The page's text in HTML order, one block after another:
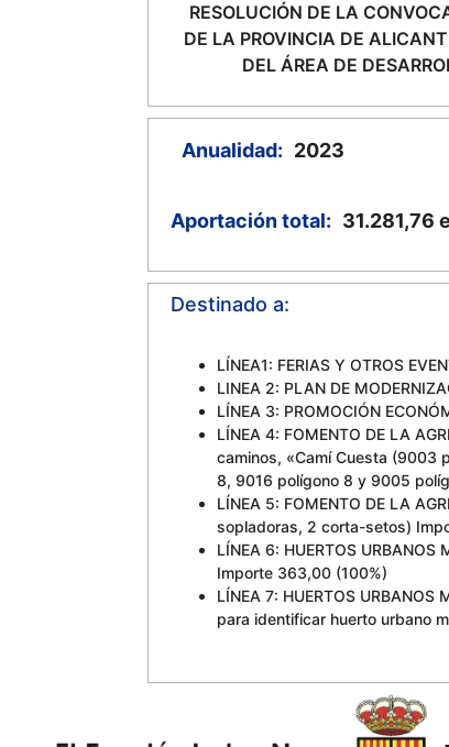
RESOLUCIÓN DE LA
DE LA PROVINCIA DE
DEL ÁREA DE
Anualidad: 2023
Aportación total: 31.281,76
Destinado a:
LÍNEA1: FERIAS Y OTROS
LINEA 2: PLAN DE
LÍNEA 3: PROMOCIÓN
LÍNEA 4: FOMENTO DE LA
caminos, «Camí Cuesta (9003
8, 9016 polígono 8 y 9005
LÍNEA 5: FOMENTO DE LA
sopladoras, 2 corta-setos)
LÍNEA 6: HUERTOS
Importe 363,00 (100%)
LÍNEA 7: HUERTOS
para identificar huerto urbano